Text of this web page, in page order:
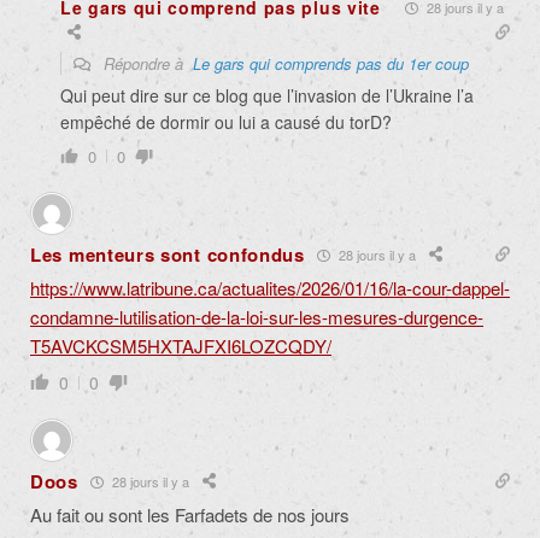
Le gars qui comprend pas plus vite 28 jours il y a
Répondre àLe gars qui comprends pas du 1er coup
Qui peut dire sur ce blog que l’invasion de l’Ukraine l’a
empêché de dormir ou lui a causé du torD?
0 0
Les menteurs sont confondus 28 jours il y a
https://www.latribune.ca/actualites/2026/01/16/la-cour-dappel-
condamne-lutilisation-de-la-loi-sur-les-mesures-durgence-
T5AVCKCSM5HXTAJFXI6LOZCQDY/
0 0
Doos 28 jours il y a
Au fait ou sont les Farfadets de nos jours